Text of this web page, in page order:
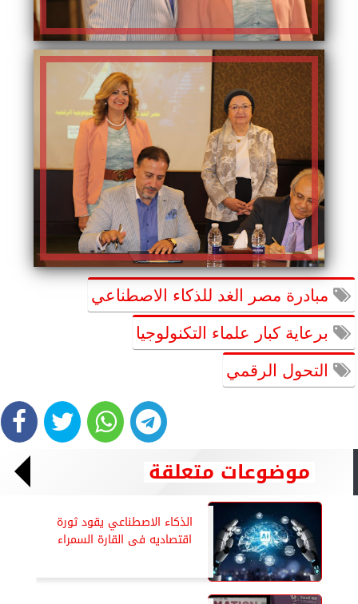
مبادرة مصر الغد للذكاء الاصطناعي
برعاية كبار علماء التكنولوجيا
التحول الرقمي
موضوعات متعلقة
الذكاء الاصطناعي يقود ثورة
اقتصاديه فى القارة السمراء